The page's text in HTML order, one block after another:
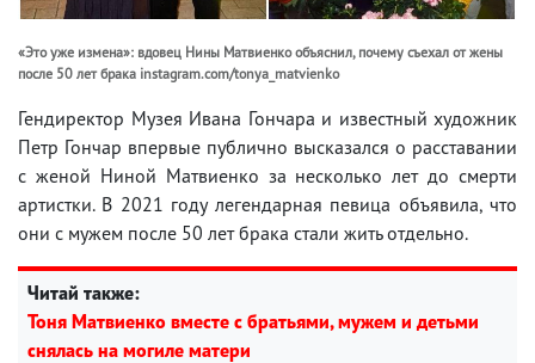
«Это уже измена»: вдовец Нины Матвиенко объяснил, почему съехал от жены
после 50 лет брака instagram.com/tonya_matvienko
Гендиректор Музея Ивана Гончара и известный художник
Петр Гончар впервые публично высказался о расставании
с женой Ниной Матвиенко за несколько лет до смерти
артистки. В 2021 году легендарная певица объявила, что
они с мужем после 50 лет брака стали жить отдельно.
Читай также:
Тоня Матвиенко вместе с братьями, мужем и детьми
снялась на могиле матери